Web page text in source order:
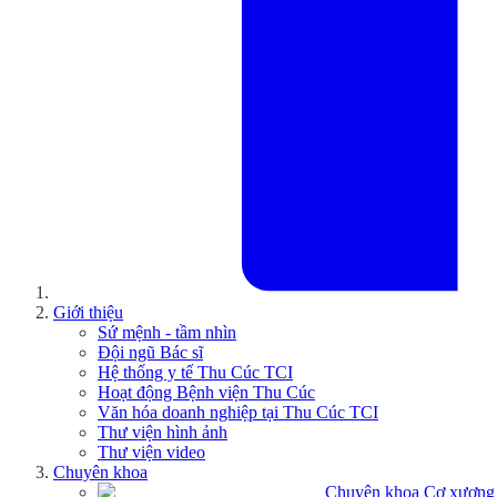
Giới thiệu
Sứ mệnh - tầm nhìn
Đội ngũ Bác sĩ
Hệ thống y tế Thu Cúc TCI
Hoạt động Bệnh viện Thu Cúc
Văn hóa doanh nghiệp tại Thu Cúc TCI
Thư viện hình ảnh
Thư viện video
Chuyên khoa
Chuyên khoa Cơ